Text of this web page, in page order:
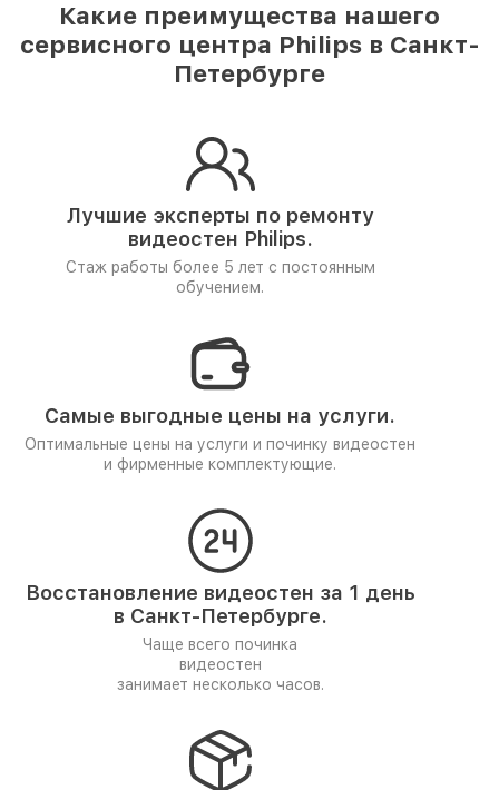
Какие преимущества нашего
сервисного центра Philips в Санкт-
Петербурге
Лучшие эксперты по ремонту
видеостен Philips.
Стаж работы более 5 лет с постоянным
обучением.
Самые выгодные цены на услуги.
Оптимальные цены на услуги и починку видеостен
и фирменные комплектующие.
Восстановление видеостен за 1 день
в Санкт-Петербурге.
Чаще всего починка
видеостен
занимает несколько часов.